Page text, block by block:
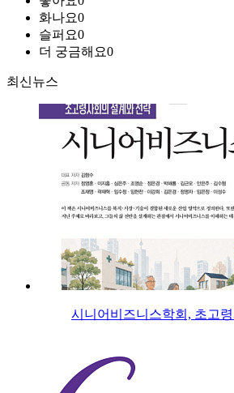
화나요0
슬퍼요0
더 궁금해요0
최신뉴스
시니어비즈니스학회, 초고